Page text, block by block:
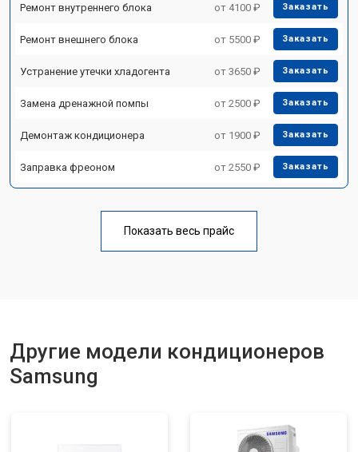
Ремонт внутреннего блока от 4100 ₽ Заказать
Ремонт внешнего блока от 5500 ₽ Заказать
Устранение утечки хладогента от 3650 ₽ Заказать
Замена дренажной помпы от 2500 ₽ Заказать
Демонтаж кондиционера от 1900 ₽ Заказать
Заправка фреоном от 2550 ₽ Заказать
Показать весь прайс
Другие модели кондиционеров
Samsung